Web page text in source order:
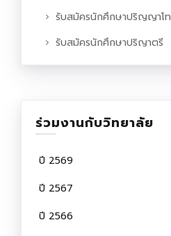
รับสมัครนักศึกษาปริญญาโท
รับสมัครนักศึกษาปริญาตรี
ร่วมงานกับวิทยาลัย
ปี 2569
ปี 2567
ปี 2566